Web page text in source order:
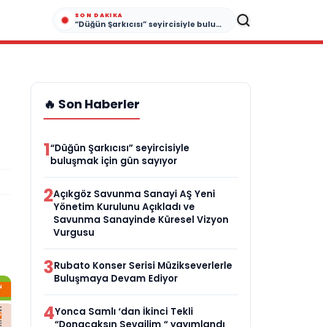
SON DAKIKA
“Düğün Şarkıcısı” seyircisiyle buluşmak için gün sayıyor
🔥 Son Haberler
1“Düğün Şarkıcısı” seyircisiyle
buluşmak için gün sayıyor
2Açıkgöz Savunma Sanayi AŞ Yeni
Yönetim Kurulunu Açıkladı ve
Savunma Sanayinde Küresel Vizyon
Vurgusu
3Rubato Konser Serisi Müzikseverlerle
Buluşmaya Devam Ediyor
4Yonca Samlı ‘dan İkinci Tekli
“Donacaksın Sevgilim “ yayımlandı